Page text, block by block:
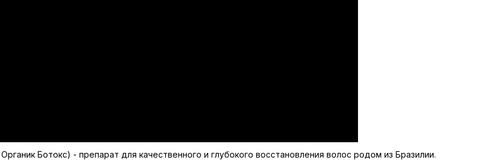
Ботокс) - препарат для качественного и глубокого восстановления волос родом из Бразилии.